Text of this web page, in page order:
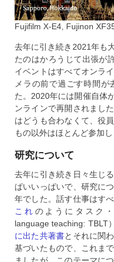
Fujifilm X-E4, Fujinon
去年に引き続き2021年も
たのはかろうじて出張が
イベントはすべてオンラ
メラの前で過ごす時間が
た。2020年には開催自体
ンラインで再開されまし
はどうも合わなくて、役
もの以外はほとんど参加し
研究について
去年に引き続き日々生じ
ぱいいっぱいで、研究に
年でした。話す仕事はす
これ のようにタスク
language teaching: TBLT
に出た共著書とそれに関
基づいたもので、これま
ましたが、このテーマに